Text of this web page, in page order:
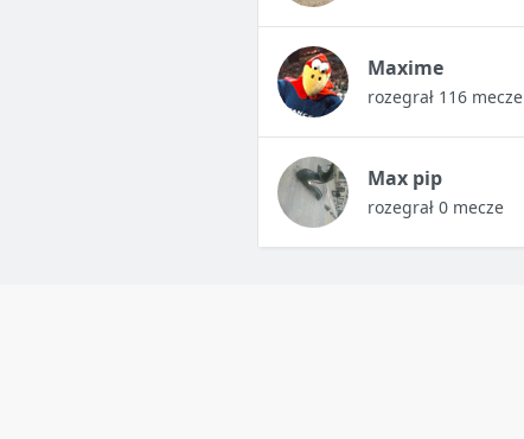
Maxime
rozegrał 116 mecze
Max pip
rozegrał 0 mecze